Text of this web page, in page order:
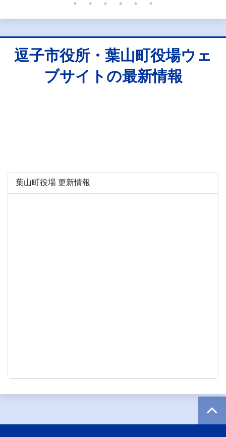
逗子市役所・葉山町役場ウェ
ブサイトの最新情報
葉山町役場 更新情報